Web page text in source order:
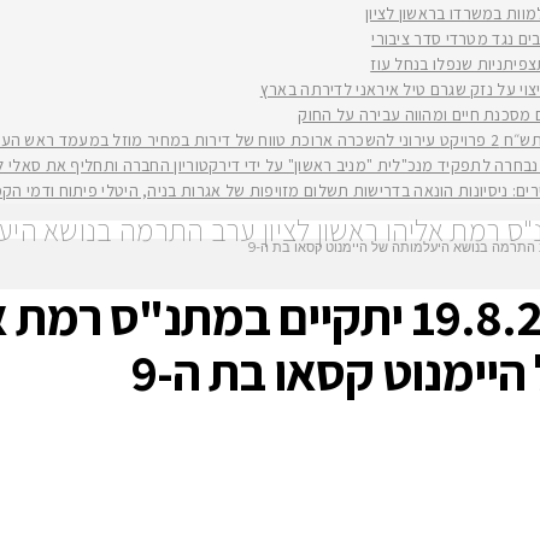
במשרדו בראשון לציון
נגד מטרדי סדר ציבורי
על נזק שגרם טיל איראני לדירתה בארץ
מסכנת חיים ומהווה עבירה על החוק
קינסטליך
לתפקיד מנכ"לית "מניב ראשון" על ידי דירקטוריון החברה ותחליף את סאלי לוי שפורשת
ניסיונות הונאה בדרישות תשלום מזויפות של אגרות בניה, היטלי פיתוח
בואו לעזור! ביום שני הקרוב 19.8.24
קסאו בת ה-9